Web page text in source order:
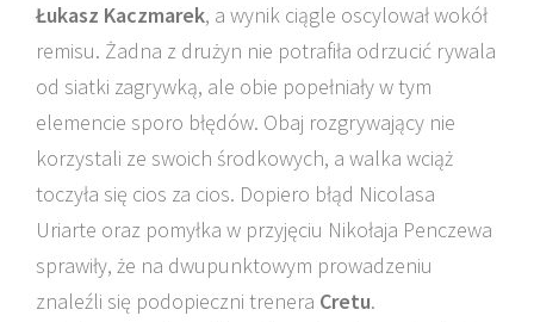
Łukasz Kaczmarek, a wynik ciągle oscylował wokół
remisu. Żadna z drużyn nie potrafiła odrzucić rywala
od siatki zagrywką, ale obie popełniały w tym
elemencie sporo błędów. Obaj rozgrywający nie
korzystali ze swoich środkowych, a walka wciąż
toczyła się cios za cios. Dopiero błąd Nicolasa
Uriarte oraz pomyłka w przyjęciu Nikołaja Penczewa
sprawiły, że na dwupunktowym prowadzeniu
znaleźli się podopieczni trenera Cretu.